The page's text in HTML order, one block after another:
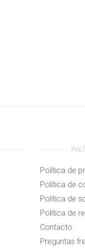
Política de
Política de
Política de
Política de
Contacto
Preguntas